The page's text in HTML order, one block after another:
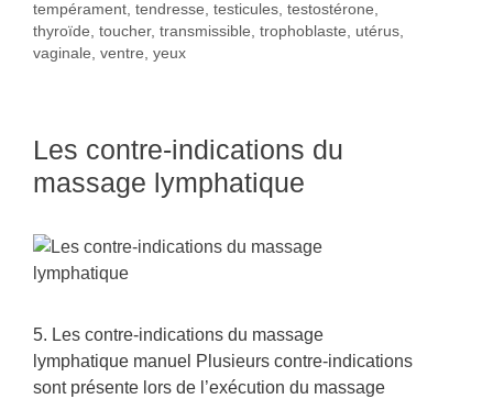
tempérament, tendresse, testicules, testostérone,
thyroïde, toucher, transmissible, trophoblaste, utérus,
vaginale, ventre, yeux
Les contre-indications du
massage lymphatique
5. Les contre-indications du massage
lymphatique manuel Plusieurs contre-indications
sont présente lors de l’exécution du massage